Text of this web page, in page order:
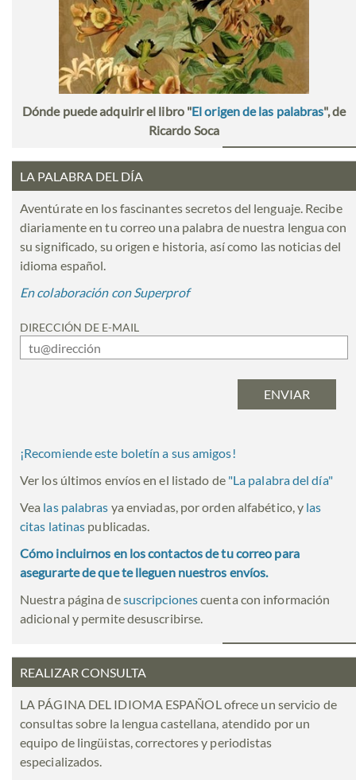
Dónde puede adquirir el libro "El origen de las palabras", de
Ricardo Soca
LA PALABRA DEL DÍA
Aventúrate en los fascinantes secretos del lenguaje. Recibe
diariamente en tu correo una palabra de nuestra lengua con
su significado, su origen e historia, así como las noticias del
idioma español.
En colaboración con Superprof
DIRECCIÓN DE E-MAIL
¡Recomiende este boletín a sus amigos!
Ver los últimos envíos en el listado de "La palabra del día"
Vea las palabras ya enviadas, por orden alfabético, y las
citas latinas publicadas.
Cómo incluirnos en los contactos de tu correo para
asegurarte de que te lleguen nuestros envíos.
Nuestra página desuscripcionescuenta con información
adicional y permite desuscribirse.
REALIZAR CONSULTA
LA PÁGINA DEL IDIOMA ESPAÑOL ofrece un servicio de
consultas sobre la lengua castellana, atendido por un
equipo de lingüistas, correctores y periodistas
especializados.